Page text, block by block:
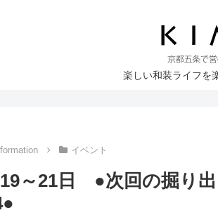
楽しい和装ライフを
イベント
～21日 ●次回の掘り